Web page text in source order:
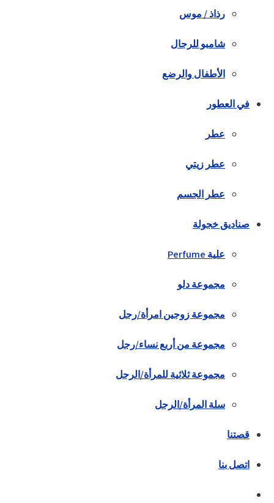
رذاذ / موس
شامبو للرجال
الأطفال والرضع
في العطور
عطر
عطر زيتي
عطر الجسم
صناديق خجولة
علية Perfume
مجموعة دلو
مجموعة زوجين امرأة/رجل
مجموعة من أربع نساء/رجل
مجموعة ثلاثية للمرأة/الرجل
سلة المرأة/الرجل
قصتنا
اتصل بنا